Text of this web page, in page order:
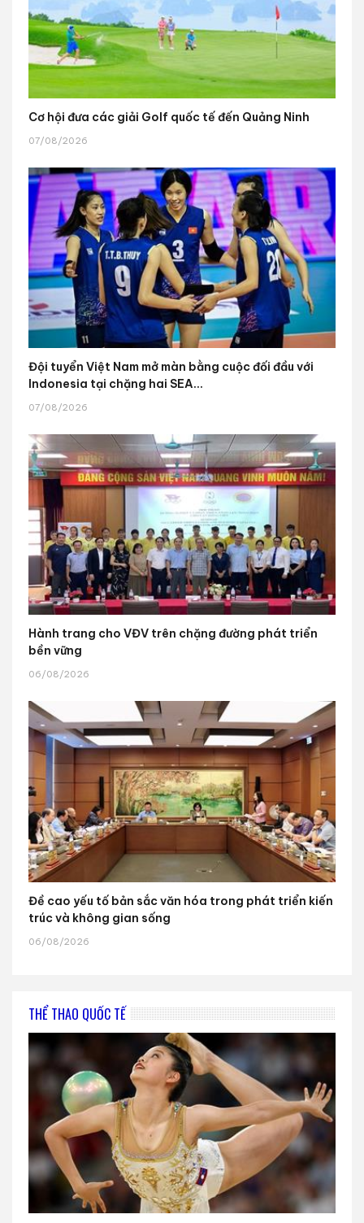
Cơ hội đưa các giải Golf quốc tế đến Quảng Ninh
07/08/2026
Đội tuyển Việt Nam mở màn bằng cuộc đối đầu với
Indonesia tại chặng hai SEA...
07/08/2026
Hành trang cho VĐV trên chặng đường phát triển
bền vững
06/08/2026
Đề cao yếu tố bản sắc văn hóa trong phát triển kiến
trúc và không gian sống
06/08/2026
THỂ THAO QUỐC TẾ